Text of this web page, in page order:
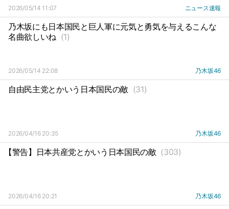
2026/05/14 11:07 ニュース速報
乃木坂にも日本国民と巨人軍に元気と勇気を与えるこんな
名曲欲しいね (1)
2026/05/14 22:08 乃木坂46
自由民主党とかいう日本国民の敵 (31)
2026/04/16 20:35 乃木坂46
【警告】日本共産党とかいう日本国民の敵 (303)
2026/04/16 20:21 乃木坂46